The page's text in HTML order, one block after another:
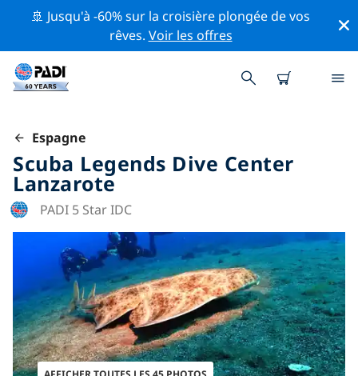
🚢 Jusqu'à -60% sur la croisière plongée de vos
rêves. Voir les offres
Espagne
Scuba Legends Dive Center
Lanzarote
PADI 5 Star IDC